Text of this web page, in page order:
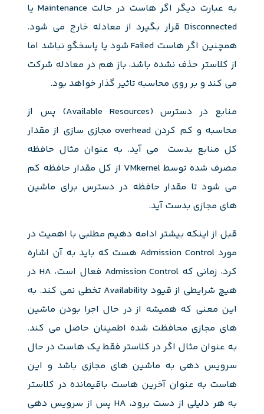
به عبارت دیگر اگر هاست در حالت Maintenance یا
Disconnected قرار بگیرد از معادله خارج می شود.
همچنین اگر هاست Failed شود یا پاسخگو نباشد اما
از کلاستر حذف نشده باشد، باز هم در معادله شرکت
می کند و بر روی محاسبه تاثیر گذار خواهد بود.
منابع در دسترس (Available Resources) پس از
محاسبه و کم کردن overhead مجازی سازی از مقدار
کل منابع بدست می آید. به عنوان مثال حافظه
مصرف شده توسط VMkernel از کل مقدار حافظه کم
می شود تا مقدار حافظه در دسترس برای ماشین
های مجازی بدست آید.
قبل از اینکه بیشتر ادامه دهیم مطلبی با اهمیت در
مورد Admission Control هست که باید به آن اشاره
کرد، زمانی که Admission Control فعال است، HA در
هیچ شرایطی از قیود Availability تخطی نمی کند. به
این معنی که همیشه از در حال اجرا بودن ماشین
های مجازی محافظت شده اطمینان حاصل می کند.
به عنوان مثال اگر در کلاستر فقط یک هاست در حال
سرویس دهی به ماشین های مجازی باشد و این
هاست به عنوان آخرین هاست باقیمانده در کلاستر
به هر دلیلی از دست برود، HA پس از سرویس دهی